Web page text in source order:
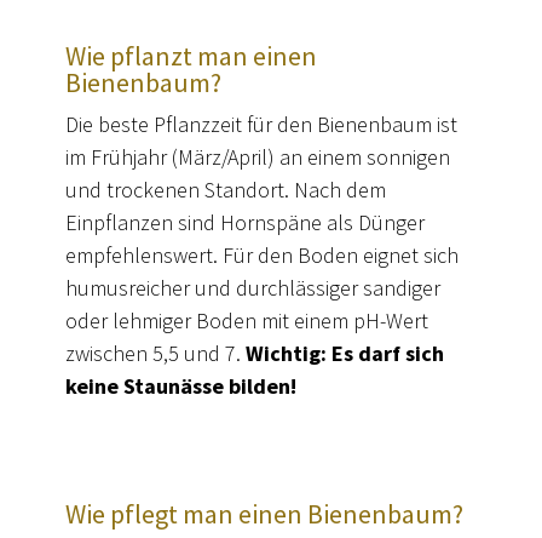
Wie pflanzt man einen
Bienenbaum?
Die beste Pflanzzeit für den Bienenbaum ist
im Frühjahr (März/April) an einem sonnigen
und trockenen Standort. Nach dem
Einpflanzen sind Hornspäne als Dünger
empfehlenswert. Für den Boden eignet sich
humusreicher und durchlässiger sandiger
oder lehmiger Boden mit einem pH-Wert
zwischen 5,5 und 7. Wichtig: Es darf sich
keine Staunässe bilden!
Wie pflegt man einen Bienenbaum?